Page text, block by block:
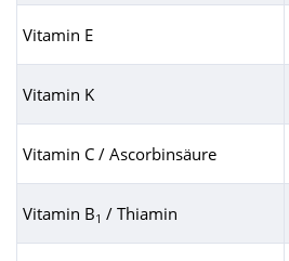
Vitamin E
Vitamin K
Vitamin C / Ascorbinsäure
Vitamin B1 / Thiamin